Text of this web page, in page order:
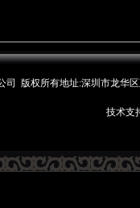
司 版权所有地址:深圳市龙华
技术支